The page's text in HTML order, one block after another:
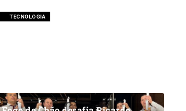
TECNOLOGIA